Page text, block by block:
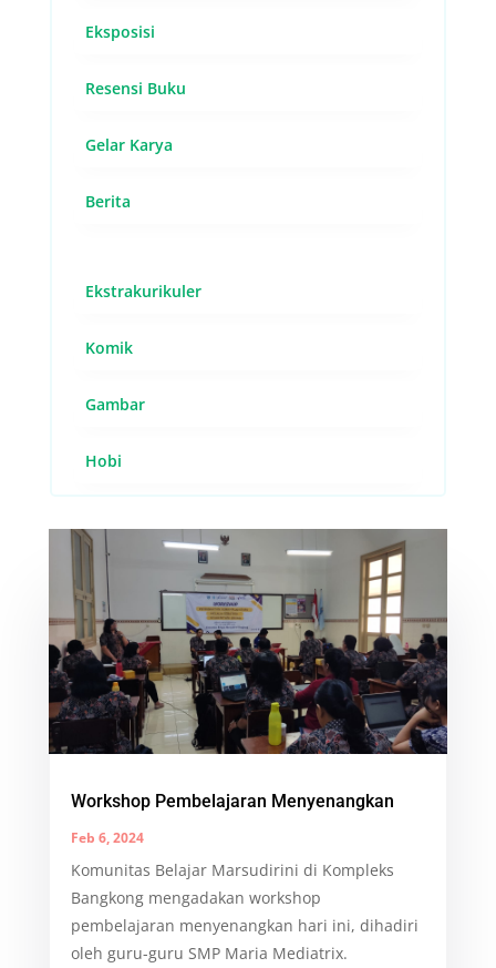
Eksposisi
Resensi Buku
Gelar Karya
Berita
Ekstrakurikuler
Komik
Gambar
Hobi
Workshop Pembelajaran Menyenangkan
Feb 6, 2024
Komunitas Belajar Marsudirini di Kompleks
Bangkong mengadakan workshop
pembelajaran menyenangkan hari ini, dihadiri
oleh guru-guru SMP Maria Mediatrix.